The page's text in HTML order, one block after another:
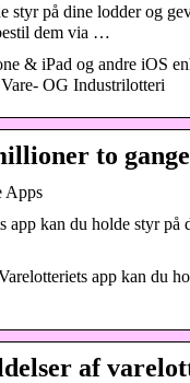
styr på dine lodder og
dem via …
& iPad og andre iOS
OG Industrilotteri
to
Apps
kan du holde styr på
app kan du
af